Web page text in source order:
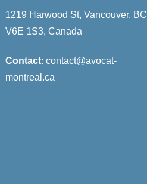
1219 Harwood St, Vancouver, BC
V6E 1S3, Canada
Contact: contact@avocat-
montreal.ca